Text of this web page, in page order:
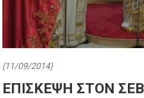
(11/09/2014)
ΕΠΙΣΚΕΨΗ ΣΤΟΝ